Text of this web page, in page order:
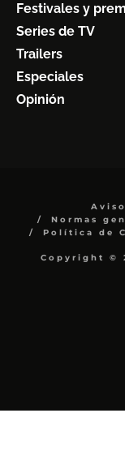
Festivales y
Series de TV
Trailers
Especiales
Opinión
Normas
Política de
Copyright ©